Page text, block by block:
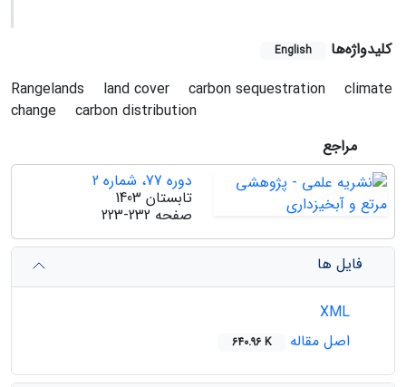
کلیدواژه‌ها English
Rangelands land cover carbon sequestration
climate
change
carbon distribution
مراجع
دوره 77، شماره 2
تابستان 1403
صفحه 223-232
فایل ها
اصل مقاله
640.96 K